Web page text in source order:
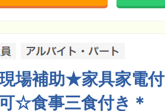
場補助★家具家電
☆食事三食付き＊